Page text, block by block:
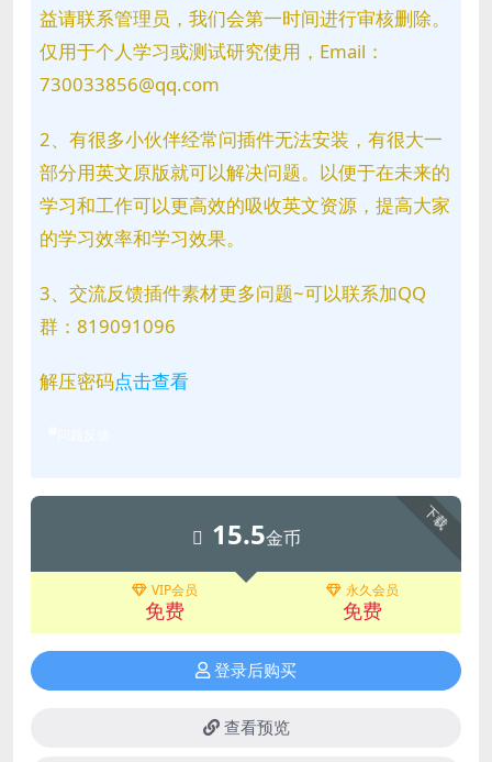
益请联系管理员，我们会第一时间进行审核删除。
仅用于个人学习或测试研究使用，Email：
730033856@qq.com
2、有很多小伙伴经常问插件无法安装，有很大一
部分用英文原版就可以解决问题。以便于在未来的
学习和工作可以更高效的吸收英文资源，提高大家
的学习效率和学习效果。
3、交流反馈插件素材更多问题~可以联系加QQ
群：819091096
解压密码点击查看
下载
15.5金币
VIP会员
免费
永久会员
免费
登录后购买
查看预览